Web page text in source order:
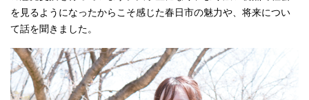
を見るようになったからこそ感じた春日市の魅力や、将来につい
て話を聞きました。